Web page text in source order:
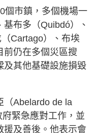
個市鎮，多個機場一
布多（Quibdó）、
Cartago）、布埃
前仍在多個災區搜
及其他基礎設施損毀
（Abelardo de la
緊急應對工作，並
援及善後。他表示會